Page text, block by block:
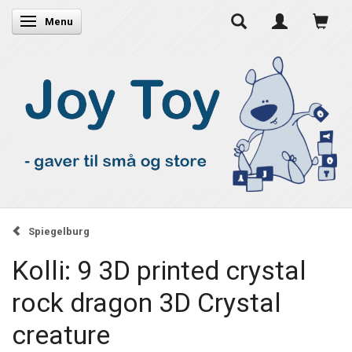
Skifte navigation
Menu
Spiegelburg
Kolli: 9 3D printed crystal
rock dragon 3D Crystal
creature